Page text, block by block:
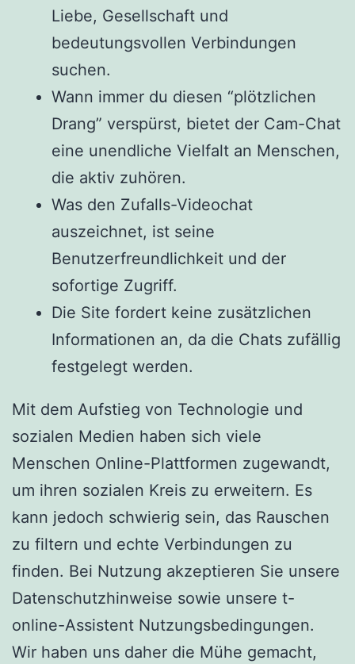
Liebe, Gesellschaft und
bedeutungsvollen Verbindungen
suchen.
Wann immer du diesen “plötzlichen
Drang” verspürst, bietet der Cam-Chat
eine unendliche Vielfalt an Menschen,
die aktiv zuhören.
Was den Zufalls-Videochat
auszeichnet, ist seine
Benutzerfreundlichkeit und der
sofortige Zugriff.
Die Site fordert keine zusätzlichen
Informationen an, da die Chats zufällig
festgelegt werden.
Mit dem Aufstieg von Technologie und
sozialen Medien haben sich viele
Menschen Online-Plattformen zugewandt,
um ihren sozialen Kreis zu erweitern. Es
kann jedoch schwierig sein, das Rauschen
zu filtern und echte Verbindungen zu
finden. Bei Nutzung akzeptieren Sie unsere
Datenschutzhinweise sowie unsere t-
online-Assistent Nutzungsbedingungen.
Wir haben uns daher die Mühe gemacht,